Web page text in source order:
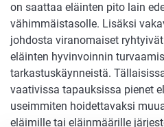
on saattaa eläinten pito lain
vähimmäistasolle. Lisäksi
johdosta viranomaiset
eläinten hyvinvoinnin
tarkastuskäynneistä.
vaativissa tapauksissa pienet
useimmiten hoidettavaksi
eläimille tai eläinmäärille